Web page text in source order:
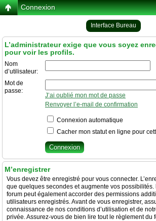
Connexion
Interface Bureau
L’administrateur exige que vous soyez
pour voir les profils.
Nom
d’utilisateur:
Mot de
passe:
J’ai oublié mon mot de passe
Renvoyer l’e-mail de confirmation
Connexion automatique
Cacher mon statut en ligne pour
M’enregistrer
Vous devez être enregistré pour vous connecter.
que quelques secondes et augmente vos possibilités.
forum peut également accorder des permissions
utilisateurs enregistrés. Avant de vous enregistrer,
connaissance de nos conditions d’utilisation et de
privée. Assurez-vous de bien lire tout le règlement du